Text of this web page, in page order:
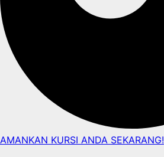
AMANKAN KURSI ANDA SEKARANG!